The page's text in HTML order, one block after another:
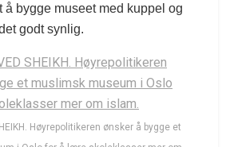
å bygge museet med kuppel og
godt synlig.
Høyrepolitikeren ønsker å bygge et